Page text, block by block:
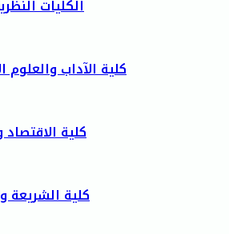
الكليات
كلية الآداب والعلوم
كلية الاقتصاد
كلية الشريعة